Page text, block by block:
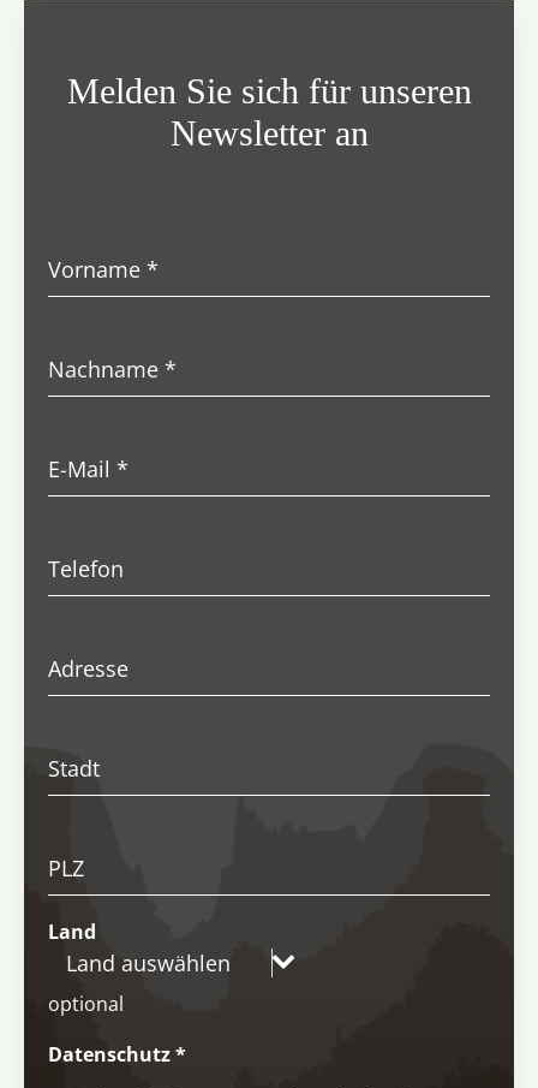
Melden Sie sich für unseren
Newsletter an
Vorname*
Nachname*
E-Mail*
Telefon
Adresse
Stadt
PLZ
Land
Land auswählen
optional
Datenschutz*